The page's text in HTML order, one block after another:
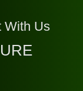
With Us